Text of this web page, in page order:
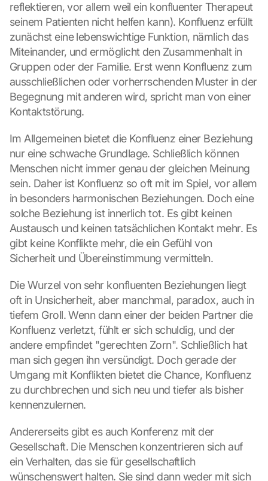
reflektieren, vor allem weil ein konfluenter Therapeut
seinem Patienten nicht helfen kann). Konfluenz erfüllt
zunächst eine lebenswichtige Funktion, nämlich das
Miteinander, und ermöglicht den Zusammenhalt in
Gruppen oder der Familie. Erst wenn Konfluenz zum
ausschließlichen oder vorherrschenden Muster in der
Begegnung mit anderen wird, spricht man von einer
Kontaktstörung.
Im Allgemeinen bietet die Konfluenz einer Beziehung
nur eine schwache Grundlage. Schließlich können
Menschen nicht immer genau der gleichen Meinung
sein. Daher ist Konfluenz so oft mit im Spiel, vor allem
in besonders harmonischen Beziehungen. Doch eine
solche Beziehung ist innerlich tot. Es gibt keinen
Austausch und keinen tatsächlichen Kontakt mehr. Es
gibt keine Konflikte mehr, die ein Gefühl von
Sicherheit und Übereinstimmung vermitteln.
Die Wurzel von sehr konfluenten Beziehungen liegt
oft in Unsicherheit, aber manchmal, paradox, auch in
tiefem Groll. Wenn dann einer der beiden Partner die
Konfluenz verletzt, fühlt er sich schuldig, und der
andere empfindet "gerechten Zorn". Schließlich hat
man sich gegen ihn versündigt. Doch gerade der
Umgang mit Konflikten bietet die Chance, Konfluenz
zu durchbrechen und sich neu und tiefer als bisher
kennenzulernen.
Andererseits gibt es auch Konferenz mit der
Gesellschaft. Die Menschen konzentrieren sich auf
ein Verhalten, das sie für gesellschaftlich
wünschenswert halten. Sie sind dann weder mit sich
s
t
m
m
e
n
S
i
d
e
m
a
d
e
n
d
r
o
o
g
l
a
p
s
-
a
t
e
z